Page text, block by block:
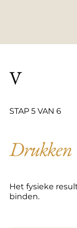
V
STAP 5 VAN 6
Drukken
Het fysieke
binden.